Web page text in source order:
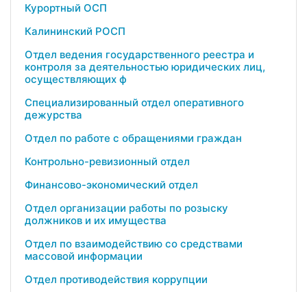
Курортный ОСП
Калининский РОСП
Отдел ведения государственного реестра и
контроля за деятельностью юридических лиц,
осуществляющих ф
Специализированный отдел оперативного
дежурства
Отдел по работе с обращениями граждан
Контрольно-ревизионный отдел
Финансово-экономический отдел
Отдел организации работы по розыску
должников и их имущества
Отдел по взаимодействию со средствами
массовой информации
Отдел противодействия коррупции